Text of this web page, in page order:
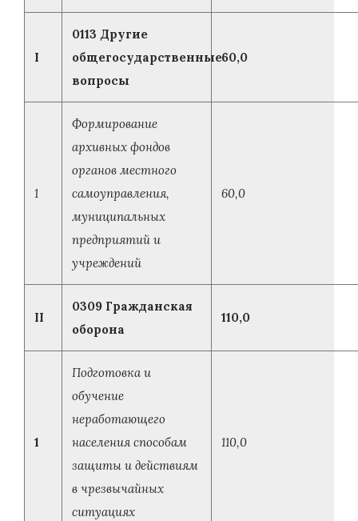
I
0113 Другие
общегосударственные
вопросы
60,0
1
Формирование
архивных фондов
органов местного
самоуправления,
муниципальных
предприятий и
учреждений
60,0
II
0309 Гражданская
оборона
110,0
1
Подготовка и
обучение
неработающего
населения способам
защиты и действиям
в чрезвычайных
ситуациях
110,0